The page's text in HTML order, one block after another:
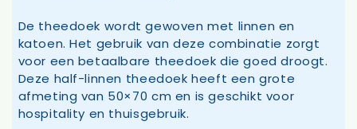
De theedoek wordt gewoven met linnen en
katoen. Het gebruik van deze combinatie zorgt
voor een betaalbare theedoek die goed droogt.
Deze half-linnen theedoek heeft een grote
afmeting van 50×70 cm en is geschikt voor
hospitality en thuisgebruik.